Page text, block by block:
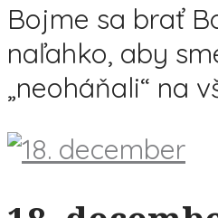
Bojme sa brať
naľahko, aby
„neoháňali“ na